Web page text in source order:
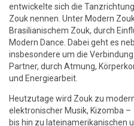
entwickelte sich die
Zouk nennen. Unter Modern
Brasilianischem Zouk, durch
Modern Dance. Dabei geht es
insbesondere um die
Partner, durch Atmung,
und Energiearbeit.
Heutzutage wird Zouk zu
elektronischer Musik, Kizomba –
bis hin zu lateinamerikanischen